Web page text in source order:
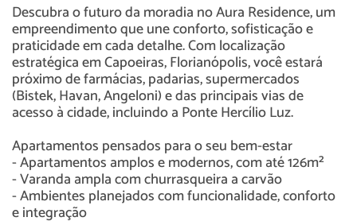
Descubra o futuro da moradia no Aura Residence, um
empreendimento que une conforto, sofisticação e
praticidade em cada detalhe. Com localização
estratégica em Capoeiras, Florianópolis, você estará
próximo de farmácias, padarias, supermercados
(Bistek, Havan, Angeloni) e das principais vias de
acesso à cidade, incluindo a Ponte Hercílio Luz.
Apartamentos pensados para o seu bem-estar
- Apartamentos amplos e modernos, com até 126m²
- Varanda ampla com churrasqueira a carvão
- Ambientes planejados com funcionalidade, conforto
e integração